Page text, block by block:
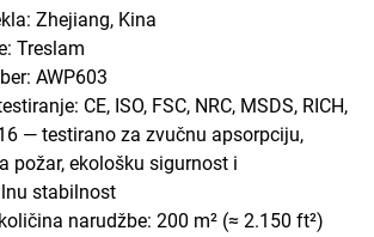
Zhejiang, Kina
Treslam
AWP603
CE, ISO, FSC, NRC, MSDS, RICH,
— testirano za zvučnu apsorpciju,
požar, ekološku sigurnost i
stabilnost
narudžbe: 200 m² (≈ 2.150 ft²)